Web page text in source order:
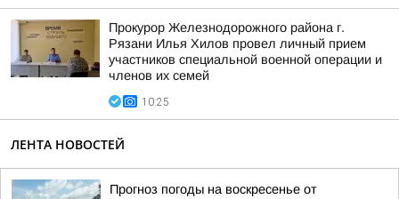
Прокурор Железнодорожного района г.
Рязани Илья Хилов провел личный прием
участников специальной военной операции и
членов их семей
10:25
ЛЕНТА НОВОСТЕЙ
Прогноз погоды на воскресенье от